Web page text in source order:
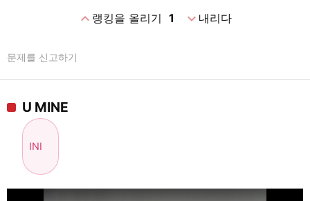
expand_less랭킹을 올리기 1 expand_more내리다
문제를 신고하기
U MINE
INI